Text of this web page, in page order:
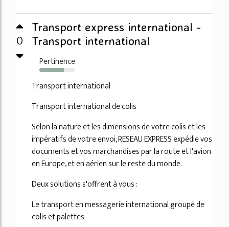
0
Transport express international -
Transport international
Pertinence
68%
Transport international
Transport international de colis
Selon la nature et les dimensions de votre colis et les
impératifs de votre envoi, RESEAU EXPRESS expédie vos
documents et vos marchandises par la route et l'avion
en Europe, et en aérien sur le reste du monde.
Deux solutions s'offrent à vous :
Le transport en messagerie international groupé de
colis et palettes